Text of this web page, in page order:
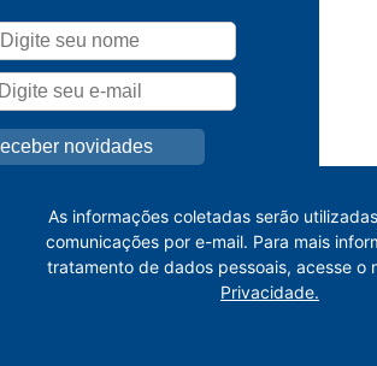
As informações coletadas serão
comunicações por e-mail. Para mais
tratamento de dados pessoais, acesse o
Privacidade.